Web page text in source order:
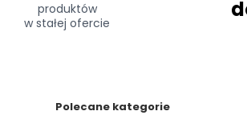
produktów
w stałej ofercie
Polecane kategorie